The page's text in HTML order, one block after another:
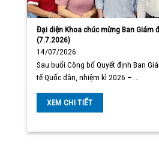
Đại diện Khoa chúc mừng Ban Giám
(7.7.2026)
14/07/2026
Sau buổi Công bố Quyết định Ban
tế Quốc dân, nhiệm kì 2026 – …
XEM CHI TIẾT